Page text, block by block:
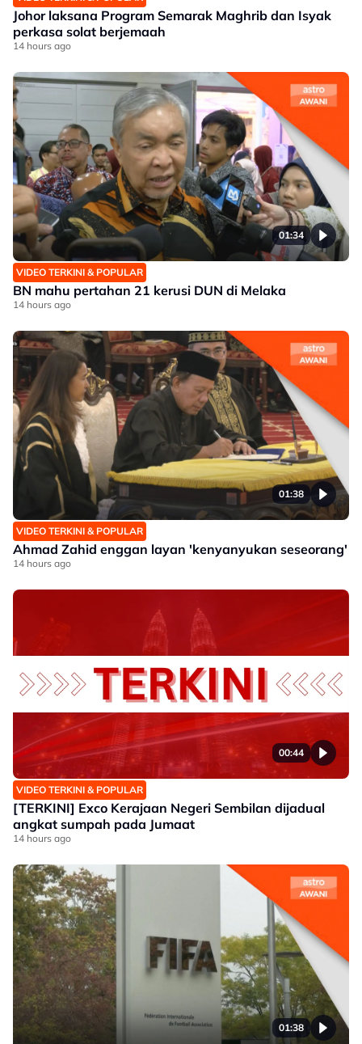
Johor laksana Program Semarak Maghrib dan Isyak
perkasa solat berjemaah
14 hours ago
01:34
VIDEO TERKINI & POPULAR
BN mahu pertahan 21 kerusi DUN di Melaka
14 hours ago
01:38
VIDEO TERKINI & POPULAR
Ahmad Zahid enggan layan 'kenyanyukan seseorang'
14 hours ago
00:44
VIDEO TERKINI & POPULAR
[TERKINI] Exco Kerajaan Negeri Sembilan dijadual
angkat sumpah pada Jumaat
14 hours ago
01:38